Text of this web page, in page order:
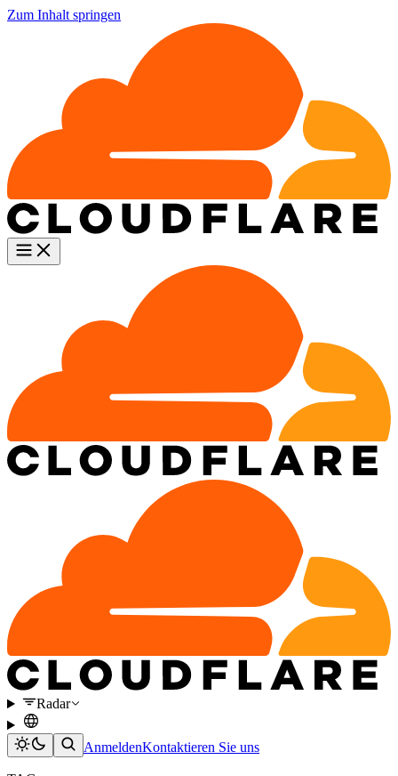
Zum Inhalt springen
Radar
AnmeldenKontaktieren Sie uns